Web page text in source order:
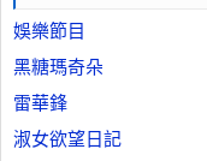
娛樂節目
黑糖瑪奇朵
雷華鋒
淑女欲望日記